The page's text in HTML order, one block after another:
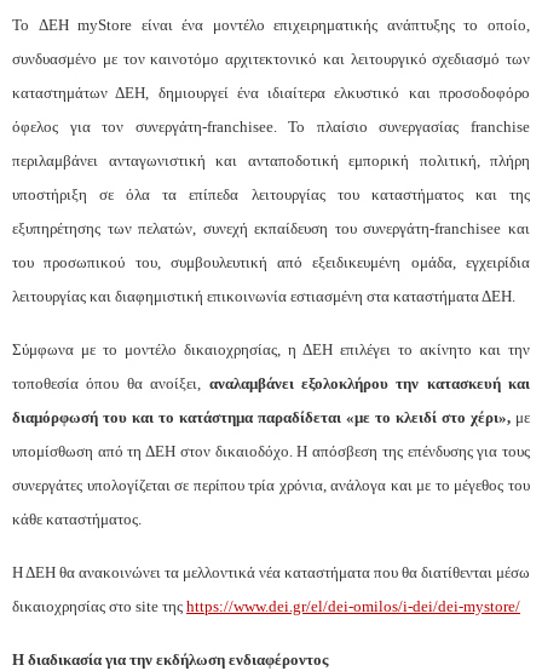
Το ΔΕΗ myStore είναι ένα μοντέλο επιχειρηματικής ανάπτυξης το οποίο,
συνδυασμένο με τον καινοτόμο αρχιτεκτονικό και λειτουργικό σχεδιασμό των
καταστημάτων ΔΕΗ, δημιουργεί ένα ιδιαίτερα ελκυστικό και προσοδοφόρο
όφελος για τον συνεργάτη-franchisee. Το πλαίσιο συνεργασίας franchise
περιλαμβάνει ανταγωνιστική και ανταποδοτική εμπορική πολιτική, πλήρη
υποστήριξη σε όλα τα επίπεδα λειτουργίας του καταστήματος και της
εξυπηρέτησης των πελατών, συνεχή εκπαίδευση του συνεργάτη-franchisee και
του προσωπικού του, συμβουλευτική από εξειδικευμένη ομάδα, εγχειρίδια
λειτουργίας και διαφημιστική επικοινωνία εστιασμένη στα καταστήματα ΔΕΗ.
Σύμφωνα με το μοντέλο δικαιοχρησίας, η ΔΕΗ επιλέγει το ακίνητο και την
τοποθεσία όπου θα ανοίξει, αναλαμβάνει εξολοκλήρου την κατασκευή και
διαμόρφωσή του και το κατάστημα παραδίδεται «με το κλειδί στο χέρι», με
υπομίσθωση από τη ΔΕΗ στον δικαιοδόχο. Η απόσβεση της επένδυσης για τους
συνεργάτες υπολογίζεται σε περίπου τρία χρόνια, ανάλογα και με το μέγεθος του
κάθε καταστήματος.
Η ΔΕΗ θα ανακοινώνει τα μελλοντικά νέα καταστήματα που θα διατίθενται μέσω
δικαιοχρησίας στο site της https://www.dei.gr/el/dei-omilos/i-dei/dei-mystore/
Η διαδικασία για την εκδήλωση ενδιαφέροντος